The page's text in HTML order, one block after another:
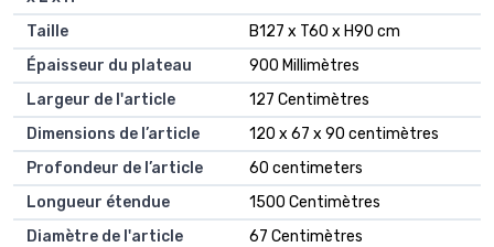
Taille
B127 x T60 x H90 cm
Épaisseur du plateau
900 Millimètres
Largeur de l'article
127 Centimètres
Dimensions de l’article
120 x 67 x 90 centimètres
Profondeur de l’article
60 centimeters
Longueur étendue
1500 Centimètres
Diamètre de l'article
67 Centimètres